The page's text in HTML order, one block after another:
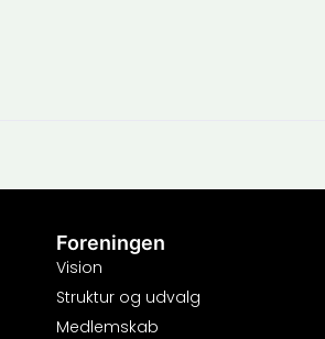
Foreningen
Vision
Struktur og udvalg
Medlemskab